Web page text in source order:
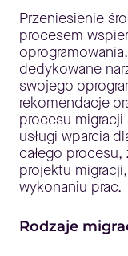
Przeniesienie
procesem
dedykowane
swojego
rekomendacje
procesu migracji
usługi wparcia
całego
projektu
wykonaniu prac.
Rodzaje